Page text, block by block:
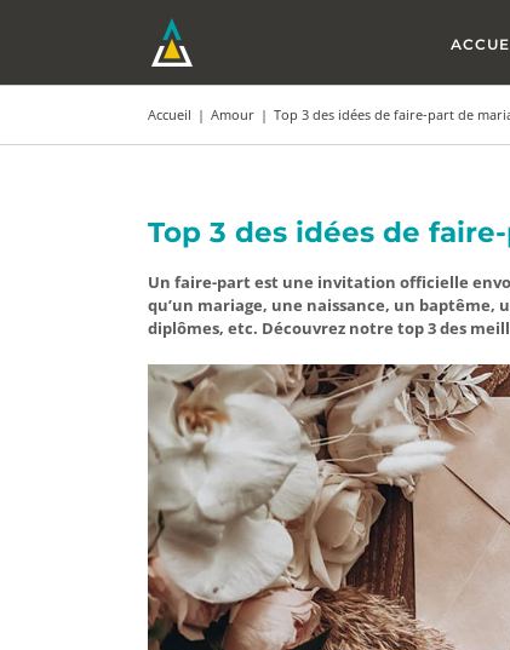
Accueil | Amour | Top 3 des idées de faire-part de
Top 3 des idées de
Un faire-part est une invitation officielle
qu’un mariage, une naissance, un baptême,
diplômes, etc. Découvrez notre top 3 des